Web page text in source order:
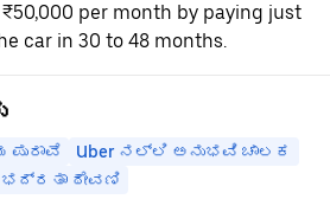
per month by paying just
car in 30 to 48 months.
Uber ನಲ್ಲಿ ಅನುಭವಿ ಚಾಲಕ
ಭದ್ರತಾ ಠೇವಣಿ